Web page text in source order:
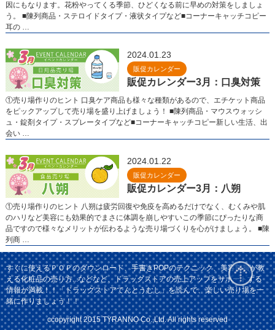
因にもなります。花粉やってくる季節、ひどくなる前に早めの対策をしましょ
う。 ■陳列商品・ステロイドタイプ・液状タイプなど■コーナーキャッチコピー
耳の …
2024.01.23
販促カレンダー
販促カレンダー3月：口臭対策
①売り場作りのヒント 口臭ケア商品も様々な種類があるので、エチケット商品
をピックアップして売り場を盛り上げましょう！ ■陳列商品・マウスウォッシ
ュ・錠剤タイプ・スプレータイプなど■コーナーキャッチコピー新しい生活、出
会い …
2024.01.22
販促カレンダー
販促カレンダー3月：八朔
①売り場作りのヒント 八朔は疲労回復や免疫を高めるだけでなく、むくみや肌
のハリなど美容にも効果的でまさに体調を崩しやすいこの季節にぴったりな商
品ですので様々なメリットが伝わるような売り場づくりを心がけましょう。 ■陳
列商 …
すぐに使えるＰＯＰのダウンロード、手書きPOPのテクニック、美容部員が教
える化粧品の売り方...などなど、ドラッグストアの売上アップをサポートする
情報が満載！！「ドラッグストアてんとうむし」を読んで、楽しい売り場を一
緒に作りましょう！！
ccopyright 2015 TYRANNO Co.,Ltd. All rights reserved